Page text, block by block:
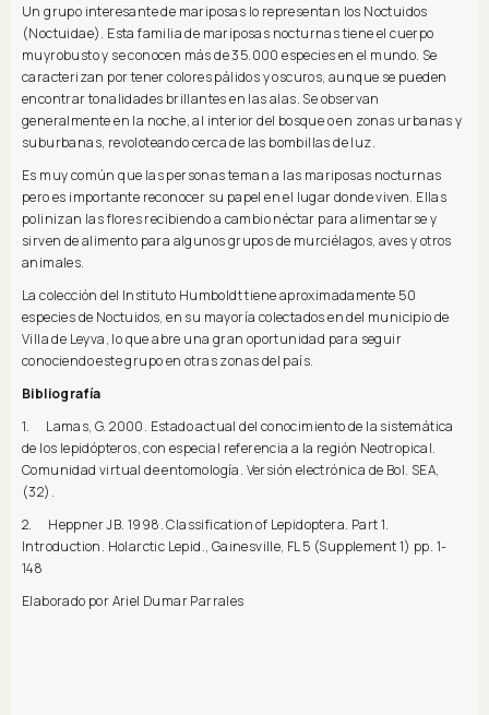
Un grupo interesante de mariposas lo representan los Noctuidos
(Noctuidae). Esta familia de mariposas nocturnas tiene el cuerpo
muyrobusto y se conocen más de 35.000 especies en el mundo. Se
caracterizan por tener colores pálidos y oscuros, aunque se pueden
encontrar tonalidades brillantes en las alas. Se observan
generalmente en la noche, al interior del bosque o en zonas urbanas y
suburbanas, revoloteando cerca de las bombillas de luz.
Es muy común que las personas teman a las mariposas nocturnas
pero es importante reconocer su papel en el lugar donde viven. Ellas
polinizan las flores recibiendo a cambio néctar para alimentarse y
sirven de alimento para algunos grupos de murciélagos, aves y otros
animales.
La colección del Instituto Humboldt tiene aproximadamente 50
especies de Noctuidos, en su mayoría colectados en del municipio de
Villa de Leyva, lo que abre una gran oportunidad para seguir
conociendo este grupo en otras zonas del país.
Bibliografía
1. Lamas, G. 2000. Estado actual del conocimiento de la sistemática
de los lepidópteros, con especial referencia a la región Neotropical.
Comunidad virtual de entomología. Versión electrónica de Bol. SEA,
(32).
2. Heppner JB. 1998. Classification of Lepidoptera. Part 1.
Introduction. Holarctic Lepid., Gainesville, FL 5 (Supplement 1) pp. 1-
148
Elaborado por Ariel Dumar Parrales